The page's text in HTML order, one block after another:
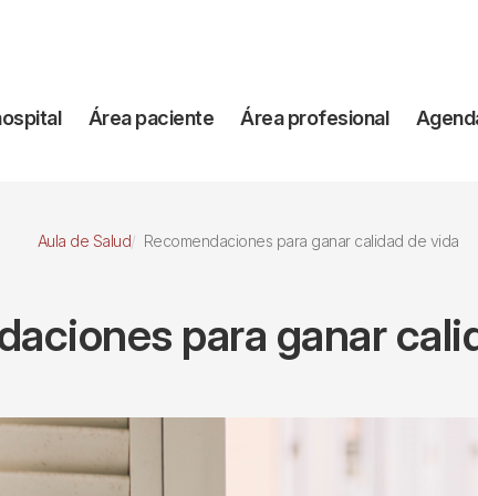
Área paciente Área profesional
Aula de Salud Recomendaciones para ganar calidad de vida
para ganar